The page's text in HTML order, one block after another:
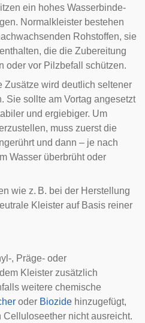
ein hohes Wasserbinde-
Normalkleister bestehen
Rohstoffen, sie
die die Zubereitung
oder vor Pilzbefall schützen.
Zusätze wird deutlich seltener
Sie sollte am Vortag angesetzt
und ergiebiger. Um
muss zuerst die
und dann – je nach
Wasser überbrüht oder
wie z. B. bei der Herstellung
Kleister auf Basis reiner
, Präge- oder
Kleister zusätzlich
weitere chemische
oder Biozide hinzugefügt,
nicht ausreicht.